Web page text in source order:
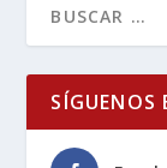
SÍGUENOS